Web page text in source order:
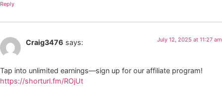
Reply
Craig3476 says: July 12, 2025 at 11:27 am
Tap into unlimited earnings—sign up for our affiliate program!
https://shorturl.fm/ROjUt